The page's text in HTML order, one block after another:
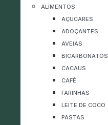
ALIMENTOS
AÇUCARES
ADOÇANTES
AVEIAS
BICARBONATOS
CACAUS
CAFÉ
FARINHAS
LEITE DE COCO
PASTAS